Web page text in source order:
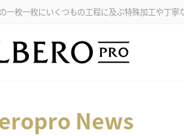
もの工程に及ぶ特殊加工や丁寧な表面加工を施
News